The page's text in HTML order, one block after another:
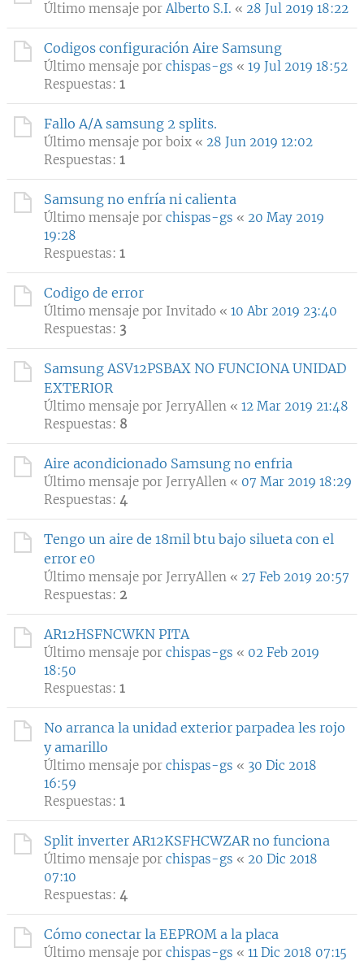
Último mensaje porAlberto S.I. « 28 Jul 2019 18:22
Codigos configuración Aire Samsung
Último mensaje por chispas-gs « 19 Jul 2019 18:52
Respuestas: 1
Fallo A/A samsung 2 splits.
Último mensaje por boix « 28 Jun 2019 12:02
Respuestas: 1
Samsung no enfría ni calienta
Último mensaje por chispas-gs « 20 May 2019
19:28
Respuestas: 1
Codigo de error
Último mensaje por Invitado « 10 Abr 2019 23:40
Respuestas: 3
Samsung ASV12PSBAX NO FUNCIONA UNIDAD
EXTERIOR
Último mensaje por JerryAllen « 12 Mar 2019 21:48
Respuestas: 8
Aire acondicionado Samsung no enfria
Último mensaje por JerryAllen « 07 Mar 2019 18:29
Respuestas: 4
Tengo un aire de 18mil btu bajo silueta con el
error e0
Último mensaje por JerryAllen « 27 Feb 2019 20:57
Respuestas: 2
AR12HSFNCWKN PITA
Último mensaje por chispas-gs « 02 Feb 2019
18:50
Respuestas: 1
No arranca la unidad exterior parpadea les rojo
y amarillo
Último mensaje por chispas-gs « 30 Dic 2018
16:59
Respuestas: 1
Split inverter AR12KSFHCWZAR no funciona
Último mensaje por chispas-gs « 20 Dic 2018
07:10
Respuestas: 4
Cómo conectar la EEPROM a la placa
Último mensaje por chispas-gs « 11 Dic 2018 07:15